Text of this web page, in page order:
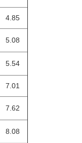
4.85
5.08
5.54
7.01
7.62
8.08